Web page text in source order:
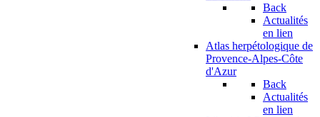
Back
Actualités
en lien
Atlas herpétologique de
Provence-Alpes-Côte
d'Azur
Back
Actualités
en lien